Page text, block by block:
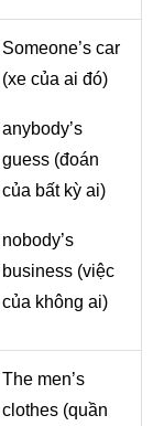
Someone’s car
(xe của ai đó)
anybody’s
guess (đoán
của bất kỳ ai)
nobody’s
business (việc
của không ai)
The men’s
clothes (quần